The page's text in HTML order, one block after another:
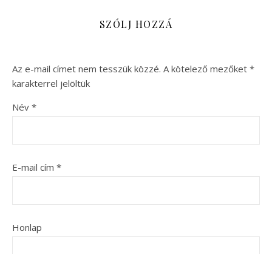
SZÓLJ HOZZÁ
Az e-mail címet nem tesszük közzé. A kötelező mezőket *
karakterrel jelöltük
Név *
E-mail cím *
Honlap